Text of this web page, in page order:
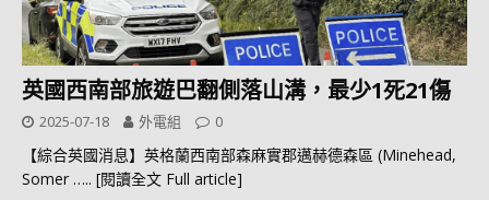
英國西南部旅遊巴翻側落山溝，最少1死21傷
2025-07-18 外電組 0
【綜合英國消息】英格蘭西南部森麻實郡邁赫德森區 (Minehead,
Somer ….. [閱讀全文 Full article]